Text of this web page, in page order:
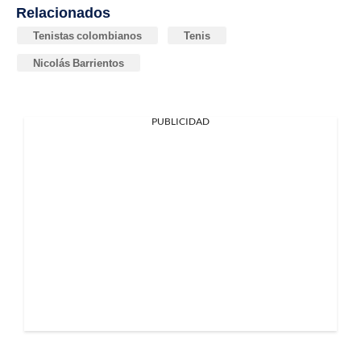
Relacionados
Tenistas colombianos Tenis
Nicolás Barrientos
PUBLICIDAD